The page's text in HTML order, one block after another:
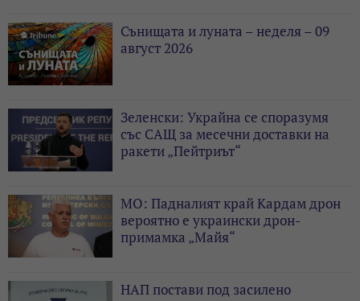
Сънищата и луната – неделя – 09
август 2026
Зеленски: Украйна се споразумя
със САЩ за месечни доставки на
ракети „Пейтриът“
МО: Падналият край Кардам дрон
вероятно е украински дрон-
примамка „Майя“
НАП постави под засилено